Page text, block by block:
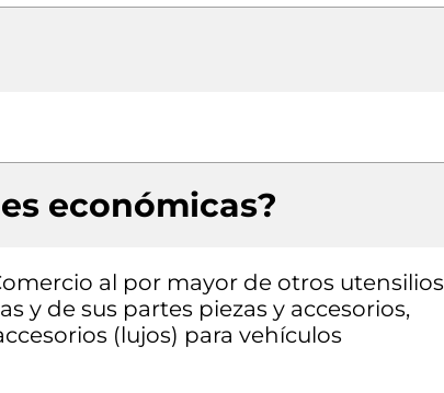
económicas?
al por mayor de otros utensilios
y de sus partes piezas y accesorios,
(lujos) para vehículos